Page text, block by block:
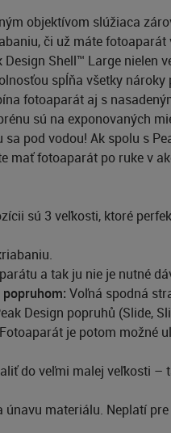
objektívom slúžiaca
či už máte fotoaparát
Shell™ Large nielen
spĺňa všetky nároky
fotoaparát aj s
sú na exponovaných
pod vodou! Ak spolu s
mať fotoaparát po ruke v
sú 3 veľkosti, ktoré
a tak ju nie je nutné
Voľná spodná
Design popruhů (Slide,
je potom možné
do veľmi malej veľkosti –
materiálu. Neplatí